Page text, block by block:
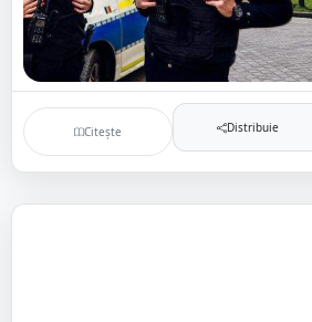
Citește Distribuie